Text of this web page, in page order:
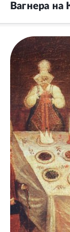
Вагнера на